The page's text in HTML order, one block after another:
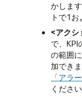
かしま
トで1
<アクシ
で、KPI
の範囲
加でき
「アラ
ください